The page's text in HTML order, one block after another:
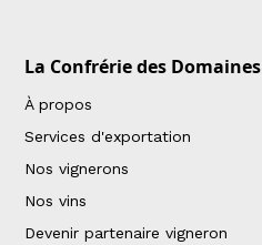
La Confrérie des Domaines
À propos
Services d'exportation
Nos vignerons
Nos vins
Devenir partenaire vigneron